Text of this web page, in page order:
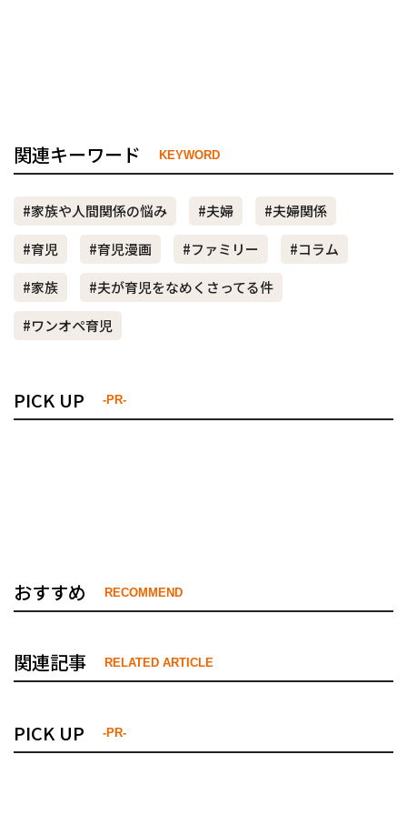
関連キーワード KEYWORD
#家族や人間関係の悩み #夫婦
#夫婦関係
#育児
#育児漫画 #ファミリー
#コラム
#家族
#夫が育児をなめくさってる件
#ワンオペ育児
PICK UP -PR-
おすすめ RECOMMEND
関連記事 RELATED ARTICLE
PICK UP -PR-